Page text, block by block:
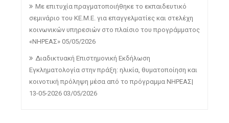
Με επιτυχία πραγματοποιήθηκε το εκπαιδευτικό
σεμινάριο του ΚΕ.Μ.Ε. για επαγγελματίες και στελέχη
κοινωνικών υπηρεσιών στο πλαίσιο του προγράμματος
«ΝΗΡΕΑΣ» 05/05/2026
Διαδικτυακή Επιστημονική Εκδήλωση
Εγκληματολογία στην πράξη: ηλικία, θυματοποίηση και
κοινοτική πρόληψη μέσα από το πρόγραμμα ΝΗΡΕΑΣ|
13-05-2026 03/05/2026